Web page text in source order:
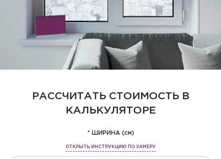
РАССЧИТАТЬ СТОИМОСТЬ В
КАЛЬКУЛЯТОРЕ
* ШИРИНА (см)
ОТКРЫТЬ ИНСТРУКЦИЮ ПО ЗАМЕРУ